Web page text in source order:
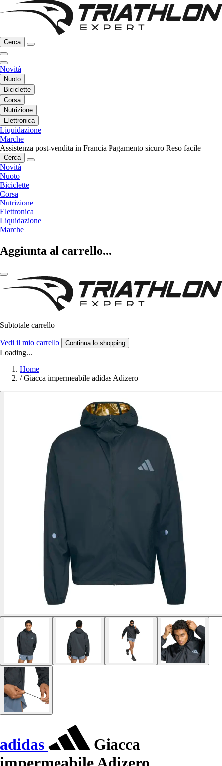
Cerca
Novità
Nuoto
Biciclette
Corsa
Nutrizione
Elettronica
Liquidazione
Marche
Assistenza post-vendita in Francia Pagamento sicuro Reso facile
Cerca
Novità
Nuoto
Biciclette
Corsa
Nutrizione
Elettronica
Liquidazione
Marche
Aggiunta al carrello...
Subtotale carrello
Vedi il mio carrello Continua lo shopping
Loading...
Home
/ Giacca impermeabile adidas Adizero
adidas
Giacca